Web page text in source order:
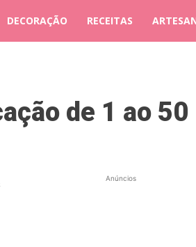
DECORAÇÃO RECEITAS
de 1 ao 50
Anúncios